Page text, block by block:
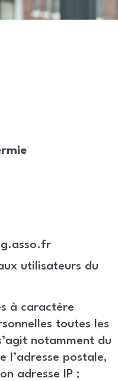
utilisateurs du
à caractère
toutes les
notamment du
l’adresse postale,
adresse IP ;